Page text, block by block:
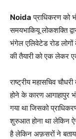
Noida प्राधिकरण को
समयभाकियू लोकशक्ति
भंगेल एलिवेटेड रोड
की तैयारी को एक लेकर
राष्ट्रीय महासचिव
होने के कारण आगाहापुर
गया था जिसको
शुरुआत होना था लेकिन
है लेकिन अफ़सरों ने